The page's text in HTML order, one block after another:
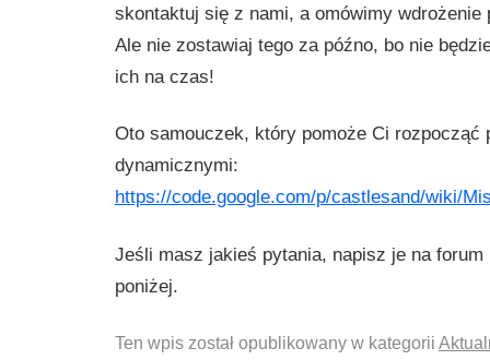
skontaktuj się z nami, a omówimy wdrożenie
Ale nie zostawiaj tego za późno, bo nie
ich na czas!
Oto samouczek, który pomoże Ci rozpocząć
dynamicznymi:
https://code.google.com/p/castlesand/wiki/
Jeśli masz jakieś pytania, napisz je na forum
poniżej.
Ten wpis został opublikowany w kategorii